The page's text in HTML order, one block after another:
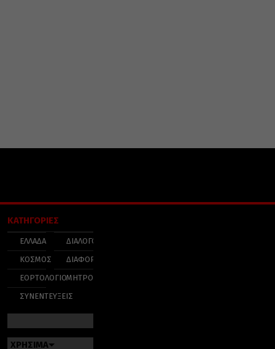
ΚΑΤΗΓΟΡΙΕΣ
ΕΛΛΑΔΑ
ΚΟΣΜΟΣ
ΕΟΡΤΟΛΟΓΙΟ
ΣΥΝΕΝΤΕΥΞΕΙΣ
ΔΙΑΛΟΓΟΣ
ΔΙΑΦΟΡΑ
ΜΗΤΡΟΠΟΛΕΙΣ
ΧΡΗΣΙΜΑ